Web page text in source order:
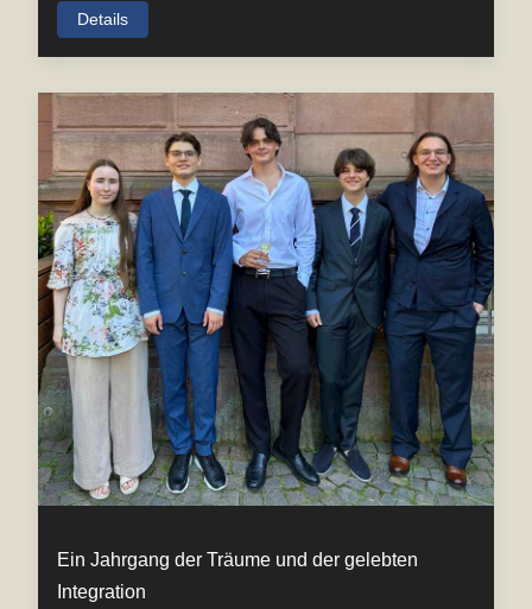
Details
Ein Jahrgang der Träume und der gelebten
Integration